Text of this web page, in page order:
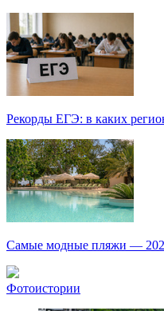
Рекорды ЕГЭ: в каких
Самые модные пляжи —
Фотоистории